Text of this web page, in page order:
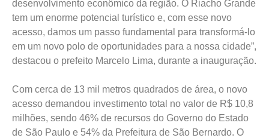
desenvolvimento econômico da região. O Riacho Grande
tem um enorme potencial turístico e, com esse novo
acesso, damos um passo fundamental para transformá-lo
em um novo polo de oportunidades para a nossa cidade”,
destacou o prefeito Marcelo Lima, durante a inauguração.
Com cerca de 13 mil metros quadrados de área, o novo
acesso demandou investimento total no valor de R$ 10,8
milhões, sendo 46% de recursos do Governo do Estado
de São Paulo e 54% da Prefeitura de São Bernardo. O